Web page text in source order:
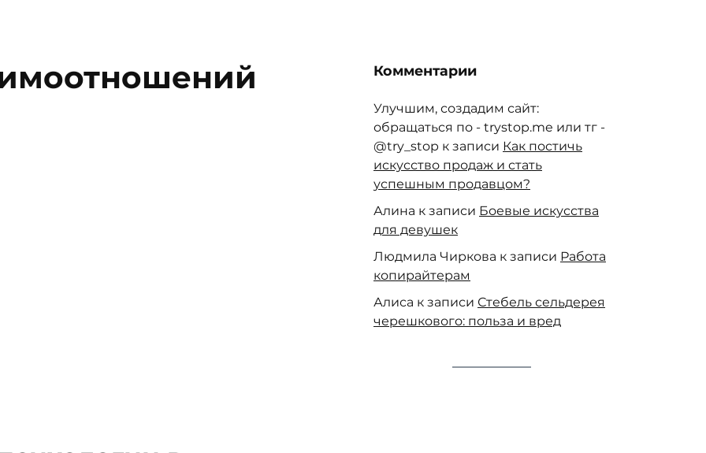
Комментарии
Улучшим, создадим сайт:
обращаться по - trystop.me или тг -
@try_stop к записи Как постичь
искусство продаж и стать
успешным продавцом?
Алина к записи Боевые искусства
для девушек
Людмила Чиркова к записи Работа
копирайтерам
Алиса к записи Стебель сельдерея
черешкового: польза и вред